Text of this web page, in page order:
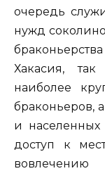
очередь
нужд
Хакасия,
наиболее
браконьеров,
и населенных
доступ к